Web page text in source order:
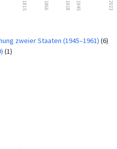
1815 1866 1918 1945 2023
zweier Staaten (1945–1961) (6)
(1)